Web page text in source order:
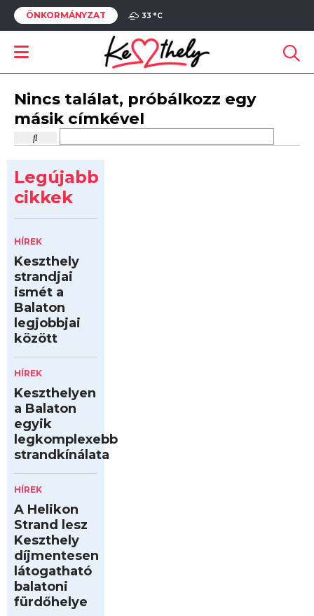
ÖNKORMÁNYZAT 33 °C
Nincs találat, próbálkozz egy
másik címkével
Legújabb
cikkek
HÍREK
Keszthely
strandjai
ismét a
Balaton
legjobbjai
között
HÍREK
Keszthelyen
a Balaton
egyik
legkomplexebb
strandkínálata
HÍREK
A Helikon
Strand lesz
Keszthely
díjmentesen
látogatható
balatoni
fürdőhelye